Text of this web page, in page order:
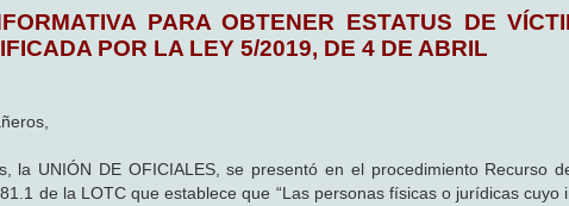
PARA OBTENER ESTATUS DE
POR LA LEY 5/2019, DE 4 DE ABRIL
la UNIÓN DE OFICIALES, se presentó en el procedimiento Recurso
de la LOTC que establece que “Las personas físicas o jurídicas